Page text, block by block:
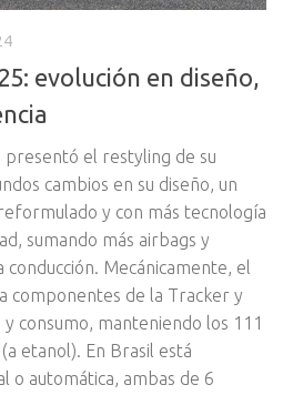
evolución en diseño,
presentó el restyling de su
cambios en su diseño, un
y con más tecnología
sumando más airbags y
conducción. Mecánicamente, el
componentes de la Tracker y
consumo, manteniendo los 111
etanol). En Brasil está
o automática, ambas de 6